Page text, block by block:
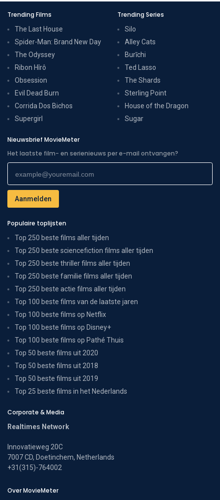
Trending Films
The Last House
Spider-Man: Brand New Day
The Odyssey
Ribon Hîrô
Obsession
Evil Dead Burn
Corrida Dos Bichos
Supergirl
Trending Series
Silo
Alley Cats
Burīchi
Ted Lasso
The Shards
Sterling Point
House of the Dragon
Sugar
Nieuwsbrief MovieMeter
Het laatste film- en serienieuws per e-mail ontvangen?
Populaire toplijsten
Top 250 beste films aller tijden
Top 250 beste sciencefiction films aller tijden
Top 250 beste thriller films aller tijden
Top 250 beste familie films aller tijden
Top 250 beste actie films aller tijden
Top 100 beste films van de laatste jaren
Top 100 beste films op Netflix
Top 100 beste films op Disney+
Top 100 beste films op Pathé Thuis
Top 50 beste films uit 2020
Top 50 beste films uit 2018
Top 50 beste films uit 2019
Top 25 beste films in het Nederlands
Corporate & Media
Realtimes Network
Innovatieweg 20C
7007 CD, Doetinchem, Netherlands
+31(315)-764002
Over MovieMeter